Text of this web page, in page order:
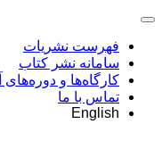
فهرست نشریات
سامانه نشر کتاب
کارگاه‌ها و
تماس با ما
English